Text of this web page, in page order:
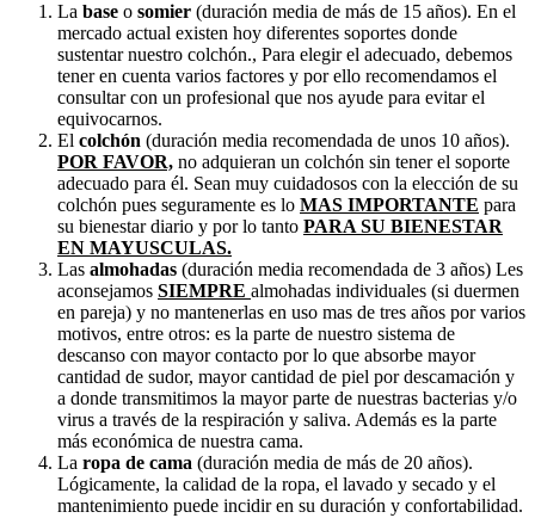
La base o somier (duración media de más de 15 años). En el
mercado actual existen hoy diferentes soportes donde
sustentar nuestro colchón., Para elegir el adecuado, debemos
tener en cuenta varios factores y por ello recomendamos el
consultar con un profesional que nos ayude para evitar el
equivocarnos.
El colchón (duración media recomendada de unos 10 años).
POR FAVOR, no adquieran un colchón sin tener el soporte
adecuado para él. Sean muy cuidadosos con la elección de su
colchón pues seguramente es lo MAS IMPORTANTE para
su bienestar diario y por lo tanto PARA SU BIENESTAR
EN MAYUSCULAS.
Las almohadas (duración media recomendada de 3 años) Les
aconsejamos SIEMPRE almohadas individuales (si duermen
en pareja) y no mantenerlas en uso mas de tres años por varios
motivos, entre otros: es la parte de nuestro sistema de
descanso con mayor contacto por lo que absorbe mayor
cantidad de sudor, mayor cantidad de piel por descamación y
a donde transmitimos la mayor parte de nuestras bacterias y/o
virus a través de la respiración y saliva. Además es la parte
más económica de nuestra cama.
La ropa de cama (duración media de más de 20 años).
Lógicamente, la calidad de la ropa, el lavado y secado y el
mantenimiento puede incidir en su duración y confortabilidad.